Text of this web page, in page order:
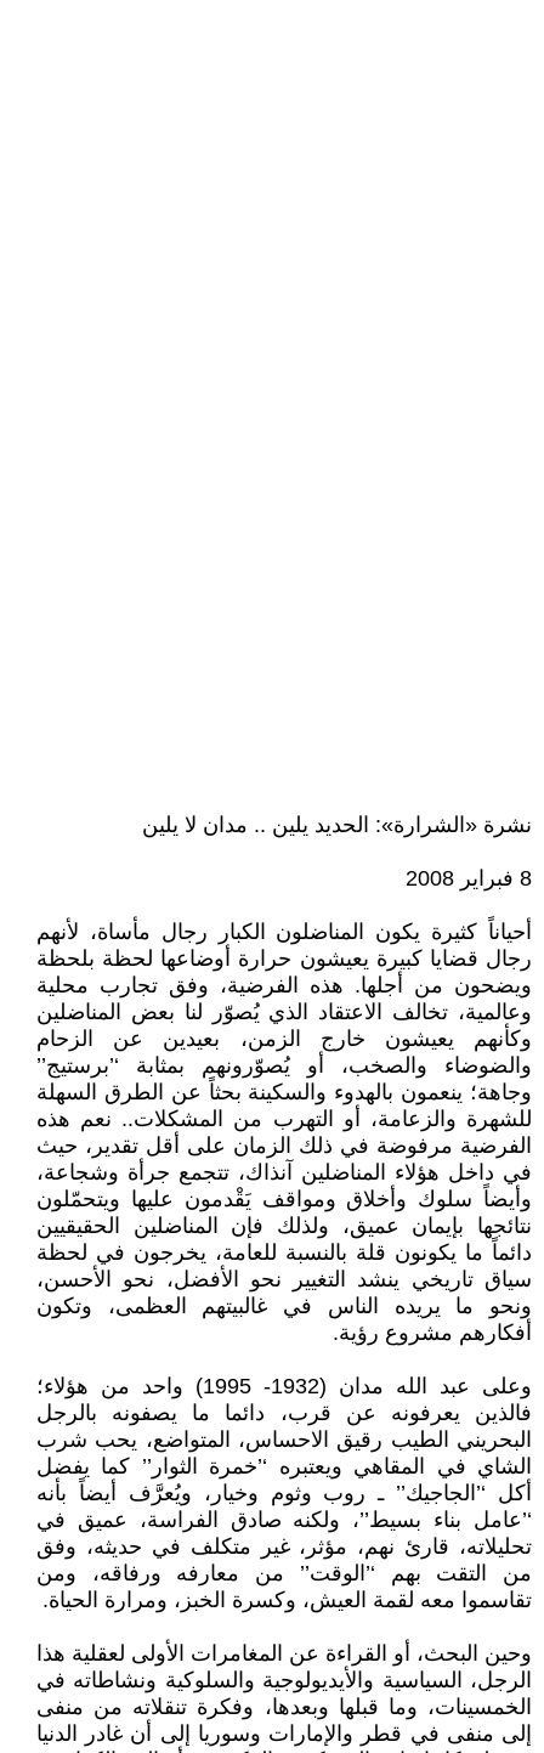
نشرة «الشرارة»: الحديد يلين .. مدان لا يلين
8 فبراير 2008
أحياناً كثيرة يكون المناضلون الكبار رجال مأساة، لأنهم
رجال قضايا كبيرة يعيشون حرارة أوضاعها لحظة بلحظة
ويضحون من أجلها. هذه الفرضية، وفق تجارب محلية
وعالمية، تخالف الاعتقاد الذي يُصوّر لنا بعض المناضلين
وكأنهم يعيشون خارج الزمن، بعيدين عن الزحام
والضوضاء والصخب، أو يُصوّرونهم بمثابة ‘’برستيج’’
وجاهة؛ ينعمون بالهدوء والسكينة بحثاً عن الطرق السهلة
للشهرة والزعامة، أو التهرب من المشكلات.. نعم هذه
الفرضية مرفوضة في ذلك الزمان على أقل تقدير، حيث
في داخل هؤلاء المناضلين آنذاك، تتجمع جرأة وشجاعة،
وأيضاً سلوك وأخلاق ومواقف يَقْدمون عليها ويتحمّلون
نتائجها بإيمان عميق، ولذلك فإن المناضلين الحقيقيين
دائماً ما يكونون قلة بالنسبة للعامة، يخرجون في لحظة
سياق تاريخي ينشد التغيير نحو الأفضل، نحو الأحسن،
ونحو ما يريده الناس في غالبيتهم العظمى، وتكون
أفكارهم مشروع رؤية.
وعلى عبد الله مدان (1932- 1995) واحد من هؤلاء؛
فالذين يعرفونه عن قرب، دائما ما يصفونه بالرجل
البحريني الطيب رقيق الاحساس، المتواضع، يحب شرب
الشاي في المقاهي ويعتبره ‘’خمرة الثوار’’ كما يفضل
أكل ‘’الجاجيك’’ ـ روب وثوم وخيار، ويُعرَّف أيضاً بأنه
‘’عامل بناء بسيط’’، ولكنه صادق الفراسة، عميق في
تحليلاته، قارئ نهم، مؤثر، غير متكلف في حديثه، وفق
من التقت بهم ‘’الوقت’’ من معارفه ورفاقه، ومن
تقاسموا معه لقمة العيش، وكسرة الخبز، ومرارة الحياة.
وحين البحث، أو القراءة عن المغامرات الأولى لعقلية هذا
الرجل، السياسية والأيديولوجية والسلوكية ونشاطاته في
الخمسينات، وما قبلها وبعدها، وفكرة تنقلاته من منفى
إلى منفى في قطر والإمارات وسوريا إلى أن غادر الدنيا